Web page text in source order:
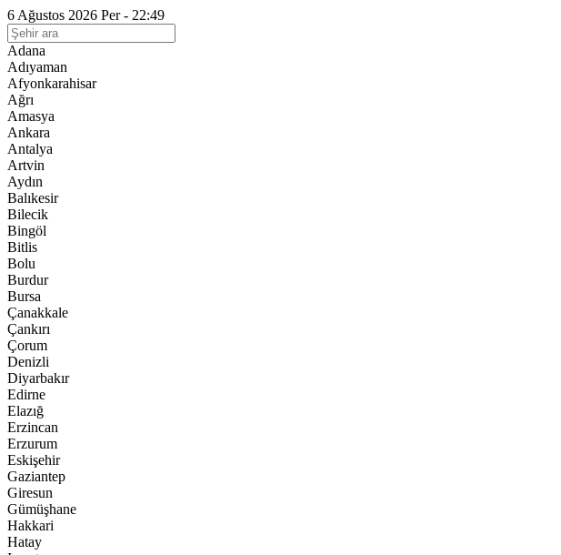
6 Ağustos 2026 Per - 22:49
Adana
Adıyaman
Afyonkarahisar
Ağrı
Amasya
Ankara
Antalya
Artvin
Aydın
Balıkesir
Bilecik
Bingöl
Bitlis
Bolu
Burdur
Bursa
Çanakkale
Çankırı
Çorum
Denizli
Diyarbakır
Edirne
Elazığ
Erzincan
Erzurum
Eskişehir
Gaziantep
Giresun
Gümüşhane
Hakkari
Hatay